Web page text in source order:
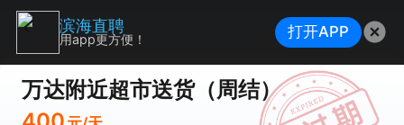
万达附近超市送货（周结）
滨海直聘
用app更方便！ 打开APP